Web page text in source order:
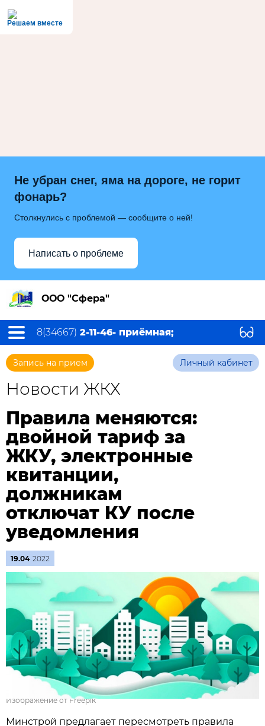
Решаем вместе
Не убран снег, яма на дороге, не горит
фонарь?
Столкнулись с проблемой — сообщите о ней!
Написать о проблеме
ООО "Сфера"
8(34667) 2-11-46- приёмная;
Запись на прием Личный кабинет
Новости ЖКХ
Правила меняются:
двойной тариф за
ЖКУ, электронные
квитанции,
должникам
отключат КУ после
уведомления
19.04 2022
Изображение от Freepik
Минстрой предлагает пересмотреть правила